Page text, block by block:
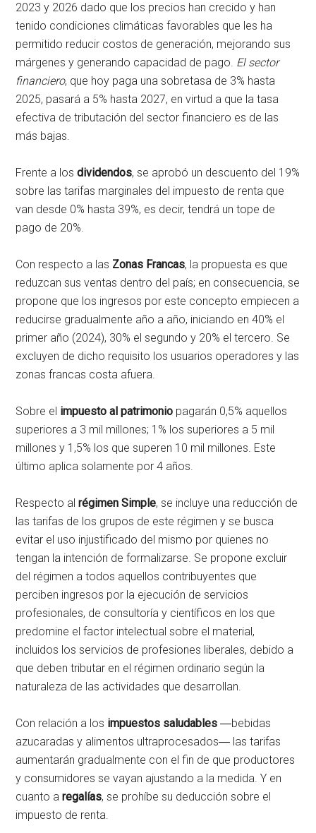
2023 y 2026 dado que los precios han crecido y han
tenido condiciones climáticas favorables que les ha
permitido reducir costos de generación, mejorando sus
márgenes y generando capacidad de pago. El sector
financiero, que hoy paga una sobretasa de 3% hasta
2025, pasará a 5% hasta 2027, en virtud a que la tasa
efectiva de tributación del sector financiero es de las
más bajas.
Frente a losdividendos, se aprobó un descuento del 19%
sobre las tarifas marginales del impuesto de renta que
van desde 0% hasta 39%, es decir, tendrá un tope de
pago de 20%.
Con respecto a las Zonas Francas, la propuesta es que
reduzcan sus ventas dentro del país; en consecuencia, se
propone que los ingresos por este concepto empiecen a
reducirse gradualmente año a año, iniciando en 40% el
primer año (2024), 30% el segundo y 20% el tercero. Se
excluyen de dicho requisito los usuarios operadores y las
zonas francas costa afuera.
Sobre el impuesto al patrimonio pagarán 0,5% aquellos
superiores a 3 mil millones; 1% los superiores a 5 mil
millones y 1,5% los que superen 10 mil millones. Este
último aplica solamente por 4 años.
Respecto alrégimen Simple, se incluye una reducción de
las tarifas de los grupos de este régimen y se busca
evitar el uso injustificado del mismo por quienes no
tengan la intención de formalizarse. Se propone excluir
del régimen a todos aquellos contribuyentes que
perciben ingresos por la ejecución de servicios
profesionales, de consultoría y científicos en los que
predomine el factor intelectual sobre el material,
incluidos los servicios de profesiones liberales, debido a
que deben tributar en el régimen ordinario según la
naturaleza de las actividades que desarrollan.
Con relación a los impuestos saludables ―bebidas
azucaradas y alimentos ultraprocesados― las tarifas
aumentarán gradualmente con el fin de que productores
y consumidores se vayan ajustando a la medida. Y en
cuanto aregalías, se prohíbe su deducción sobre el
impuesto de renta.